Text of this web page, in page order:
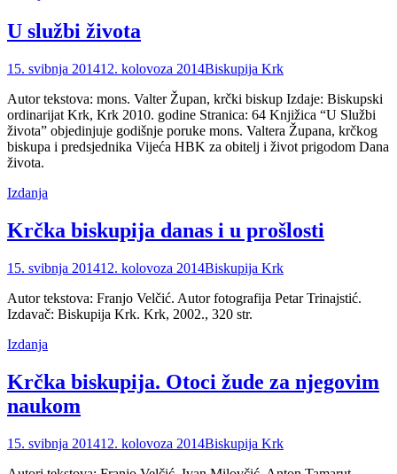
U službi života
Posted
15. svibnja 201412. kolovoza 2014Author
Biskupija Krk
Autor tekstova: mons. Valter Župan, krčki biskup Izdaje: Biskupski
ordinarijat Krk, Krk 2010. godine Stranica: 64 Knjižica “U Službi
života” objedinjuje godišnje poruke mons. Valtera Župana, krčkog
biskupa i predsjednika Vijeća HBK za obitelj i život prigodom Dana
života.
Categories
Izdanja
Krčka biskupija danas i u prošlosti
Posted
15. svibnja 201412. kolovoza 2014Author
Biskupija Krk
Autor tekstova: Franjo Velčić. Autor fotografija Petar Trinajstić.
Izdavač: Biskupija Krk. Krk, 2002., 320 str.
Categories
Izdanja
Krčka biskupija. Otoci žude za njegovim
naukom
Posted
15. svibnja 201412. kolovoza 2014Author
Biskupija Krk